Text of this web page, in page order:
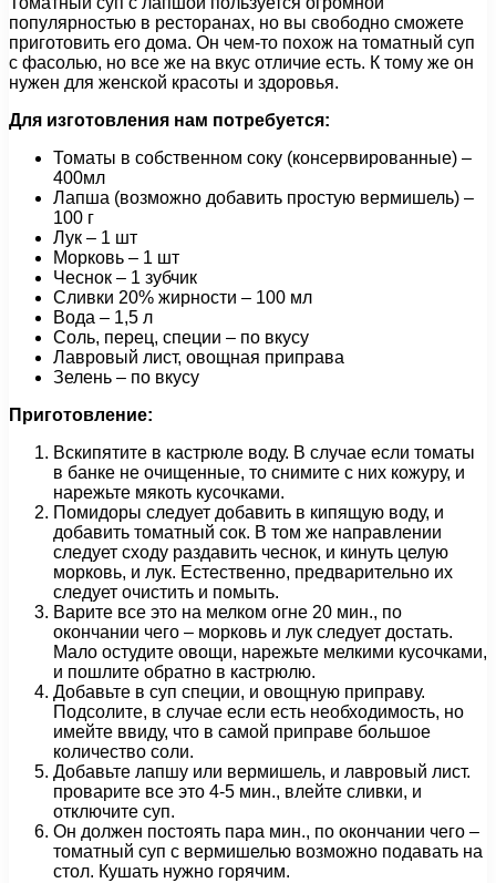
популярностью в ресторанах, но вы свободно сможете
приготовить его дома. Он чем-то похож на томатный суп
с фасолью, но все же на вкус отличие есть. К тому же он
нужен для женской красоты и здоровья.
Для изготовления нам потребуется:
Томаты в собственном соку (консервированные) –
400мл
Лапша (возможно добавить простую вермишель) –
100 г
Лук – 1 шт
Морковь – 1 шт
Чеснок – 1 зубчик
Сливки 20% жирности – 100 мл
Вода – 1,5 л
Соль, перец, специи – по вкусу
Лавровый лист, овощная приправа
Зелень – по вкусу
Приготовление:
Вскипятите в кастрюле воду. В случае если томаты
в банке не очищенные, то снимите с них кожуру, и
нарежьте мякоть кусочками.
Помидоры следует добавить в кипящую воду, и
добавить томатный сок. В том же направлении
следует сходу раздавить чеснок, и кинуть целую
морковь, и лук. Естественно, предварительно их
следует очистить и помыть.
Варите все это на мелком огне 20 мин., по
окончании чего – морковь и лук следует достать.
Мало остудите овощи, нарежьте мелкими кусочками,
и пошлите обратно в кастрюлю.
Добавьте в суп специи, и овощную приправу.
Подсолите, в случае если есть необходимость, но
имейте ввиду, что в самой приправе большое
количество соли.
Добавьте лапшу или вермишель, и лавровый лист.
проварите все это 4-5 мин., влейте сливки, и
отключите суп.
Он должен постоять пара мин., по окончании чего –
томатный суп с вермишелью возможно подавать на
стол. Кушать нужно горячим.